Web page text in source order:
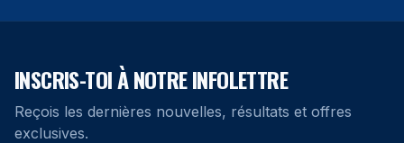
INSCRIS-TOI À NOTRE INFOLETTRE
Reçois les dernières nouvelles, résultats et offres
exclusives.